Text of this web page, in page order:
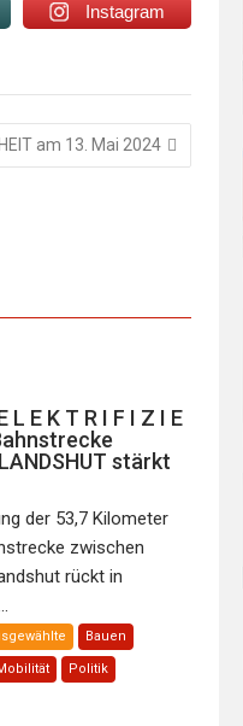
Instagram
am 13. Mai 2024
L E K T R I F I Z I E
stärkt
der 53,7 Kilometer
zwischen
rückt in
Bauen
Politik